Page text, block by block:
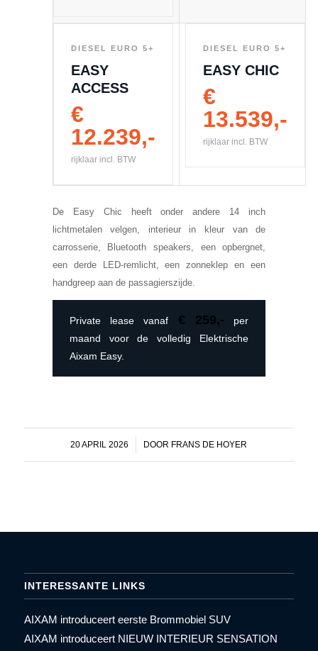
DIESEL EURO 5+
EASY
ACCESS
€
12.239,-
rijklaar incl. BTW
DIESEL EURO 5+
EASY CHIC
€
13.539,-
rijklaar incl. BTW
De Easy Chic heeft onder andere 14 inch
lichtmetalen velgen, interieur in kleur van de
carrosserie, Bluetooth speakers, een opbergnet,
een derde LED-remlicht, een zonneklep en een
handgreep aan de passagierszijde.
Private lease vanaf € 259,- per
maand voor de volledig Elektrische
Aixam Easy.
20 APRIL 2026
/ DOOR FRANS DE HOYER
INTERESSANTE LINKS
AIXAM introduceert eerste Brommobiel SUV
AIXAM introduceert NIEUW INTERIEUR SENSATION